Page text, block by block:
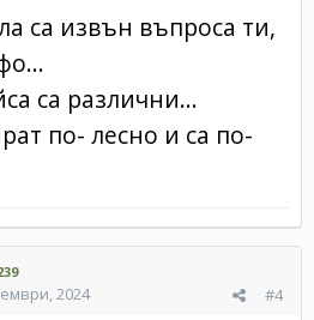
са извън въпроса ти,
са различни...
по- лесно и са по-
#4
2024